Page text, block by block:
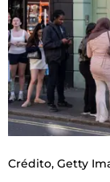
Crédito, Getty